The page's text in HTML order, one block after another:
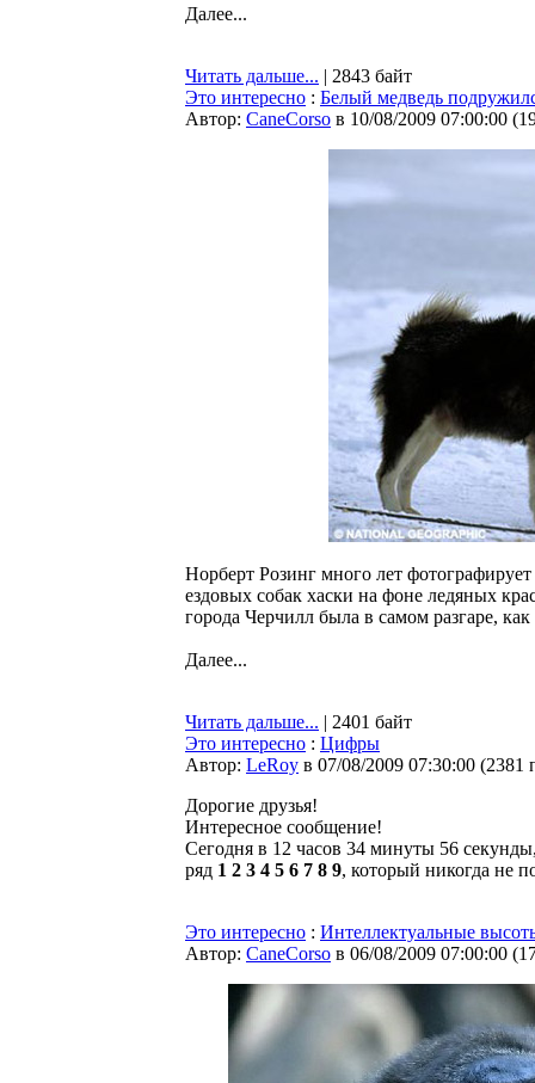
Далее...
Читать дальше... | 2843 байт
Это интересно : Белый медведь
Автор: CaneCorso в 10/08/2009 07:00:00 (
Норберт Розинг много лет
ездовых собак хаски на фоне ледяных
города Черчилл была в самом разгаре,
Далее...
Читать дальше... | 2401 байт
Это интересно : Цифры
Автор: LeRoy в 07/08/2009 07:30:00 (2381
Дорогие друзья!
Интересное сообщение!
Сегодня в 12 часов 34 минуты 56
ряд 1 2 3 4 5 6 7 8 9, который никогда не
Это интересно : Интеллектуальные
Автор: CaneCorso в 06/08/2009 07:00:00 (